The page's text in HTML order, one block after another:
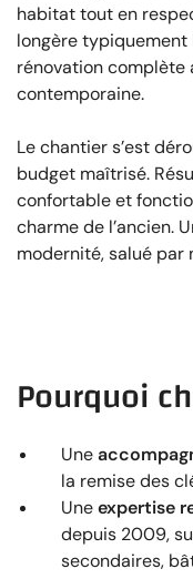
habitat tout en
longère typiquement
rénovation complète
contemporaine.
Le chantier s’est
budget maîtrisé.
confortable et
charme de l’ancien.
modernité, salué par
Pourquoi
Une
la remise des
Uneexpertise
depuis 2009,
secondaires,